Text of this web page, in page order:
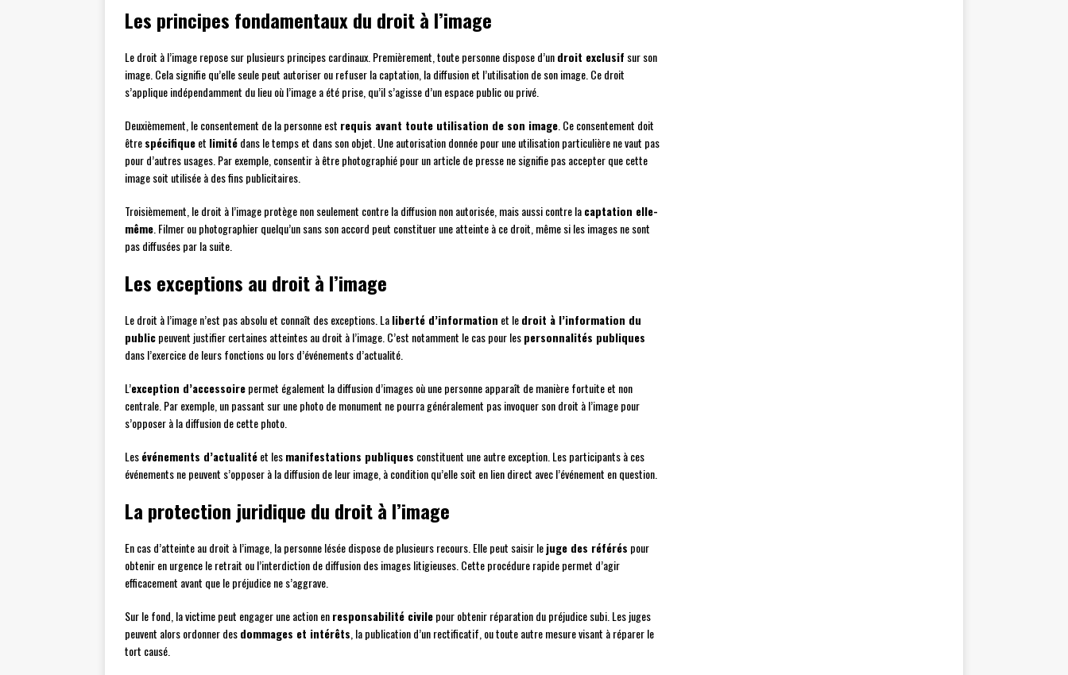
Les principes fondamentaux du droit à l’image
Le droit à l’image repose sur plusieurs principes cardinaux. Premièrement, toute personne dispose d’undroit exclusif sur son
image. Cela signifie qu’elle seule peut autoriser ou refuser la captation, la diffusion et l’utilisation de son image. Ce droit
s’applique indépendamment du lieu où l’image a été prise, qu’il s’agisse d’un espace public ou privé.
Deuxièmement, le consentement de la personne est requis avant toute utilisation de son image . Ce consentement doit
êtrespécifiqueet limitédans le temps et dans son objet. Une autorisation donnée pour une utilisation particulière ne vaut pas
pour d’autres usages. Par exemple, consentir à être photographié pour un article de presse ne signifie pas accepter que cette
image soit utilisée à des fins publicitaires.
Troisièmement, le droit à l’image protège non seulement contre la diffusion non autorisée, mais aussi contre lacaptation elle-
même . Filmer ou photographier quelqu’un sans son accord peut constituer une atteinte à ce droit, même si les images ne sont
pas diffusées par la suite.
Les exceptions au droit à l’image
Le droit à l’image n’est pas absolu et connaît des exceptions. Laliberté d’information et ledroit à l’information du
publicpeuvent justifier certaines atteintes au droit à l’image. C’est notamment le cas pour lespersonnalités publiques
dans l’exercice de leurs fonctions ou lors d’événements d’actualité.
L’exception d’accessoirepermet également la diffusion d’images où une personne apparaît de manière fortuite et non
centrale. Par exemple, un passant sur une photo de monument ne pourra généralement pas invoquer son droit à l’image pour
s’opposer à la diffusion de cette photo.
Lesévénements d’actualitéet lesmanifestations publiques constituent une autre exception. Les participants à ces
événements ne peuvent s’opposer à la diffusion de leur image, à condition qu’elle soit en lien direct avec l’événement en question.
La protection juridique du droit à l’image
En cas d’atteinte au droit à l’image, la personne lésée dispose de plusieurs recours. Elle peut saisir lejuge des référés pour
obtenir en urgence le retrait ou l’interdiction de diffusion des images litigieuses. Cette procédure rapide permet d’agir
efficacement avant que le préjudice ne s’aggrave.
Sur le fond, la victime peut engager une action enresponsabilité civilepour obtenir réparation du préjudice subi. Les juges
peuvent alors ordonner desdommages et intérêts , la publication d’un rectificatif, ou toute autre mesure visant à réparer le
tort causé.